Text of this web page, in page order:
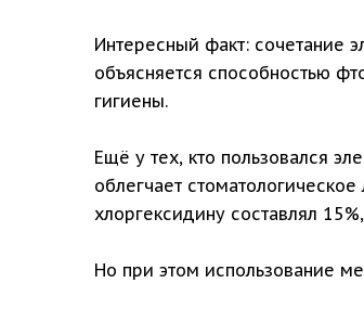
Интересный факт: сочетание
объясняется способностью
гигиены.
Ещё у тех, кто пользовался
облегчает
хлоргексидину составлял
Но при этом использование